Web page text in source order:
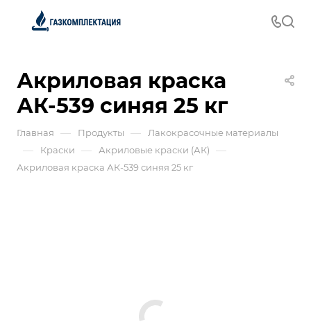
Акриловая краска
АК-539 синяя 25 кг
Главная — Продукты — Лакокрасочные материалы
— Краски — Акриловые краски (АК) —
Акриловая краска АК-539 синяя 25 кг